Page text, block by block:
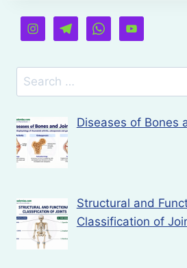
Search
for:
Diseases of Bones
Structural and
Classification of